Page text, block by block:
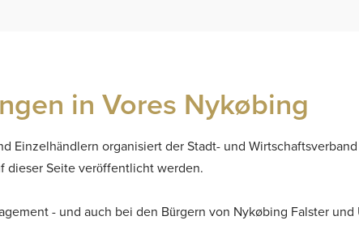
in Vores Nykøbing
Einzelhändlern organisiert der Stadt- und
dieser Seite veröffentlicht werden.
- und auch bei den Bürgern von Nykøbing Falster und